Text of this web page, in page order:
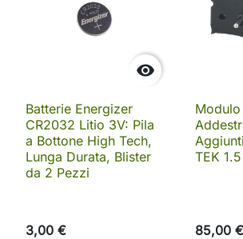

Batterie Energizer
CR2032 Litio 3V: Pila
a Bottone High Tech,
Lunga Durata, Blister
da 2 Pezzi
3,00 €
TEK
85,00 €